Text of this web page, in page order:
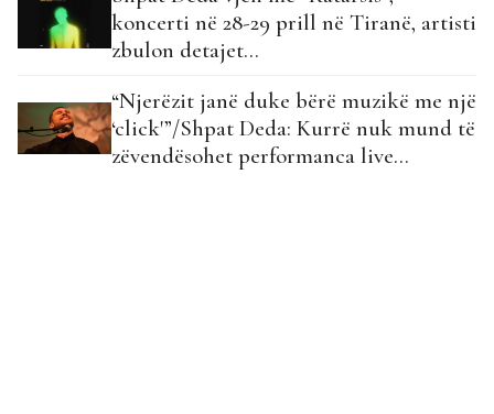
koncerti në 28-29 prill në Tiranë, artisti
zbulon detajet…
“Njerëzit janë duke bërë muzikë me një
‘click'”/Shpat Deda: Kurrë nuk mund të
zëvendësohet performanca live…